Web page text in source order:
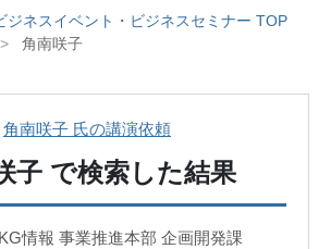
ジネスイベント・ビジネスセミナー TOP
> 角南咲子
角南咲子 氏の講演依頼
子 で検索した結果
情報 事業推進本部 企画開発課